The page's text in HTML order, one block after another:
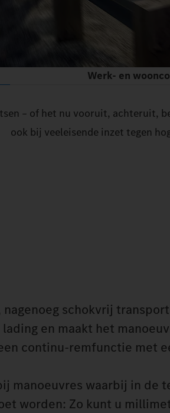
Werk- en
– of het nu vooruit, achteruit,
ook bij veeleisende inzet tegen
schokvrij
en maakt het
continu-remfunctie met
manoeuvres waarbij in de
worden: Zo kunt u